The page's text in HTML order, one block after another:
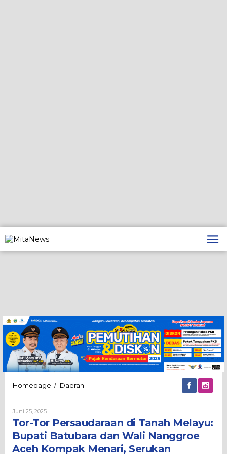
ke
konten
Homepage / Daerah
Tanah
Bupati
Batubara
Juni 25, 2025Oleh
Tor-Tor Persaudaraan di Tanah Melayu:
Bupati Batubara dan Wali Nanggroe
Aceh Kompak Menari, Serukan